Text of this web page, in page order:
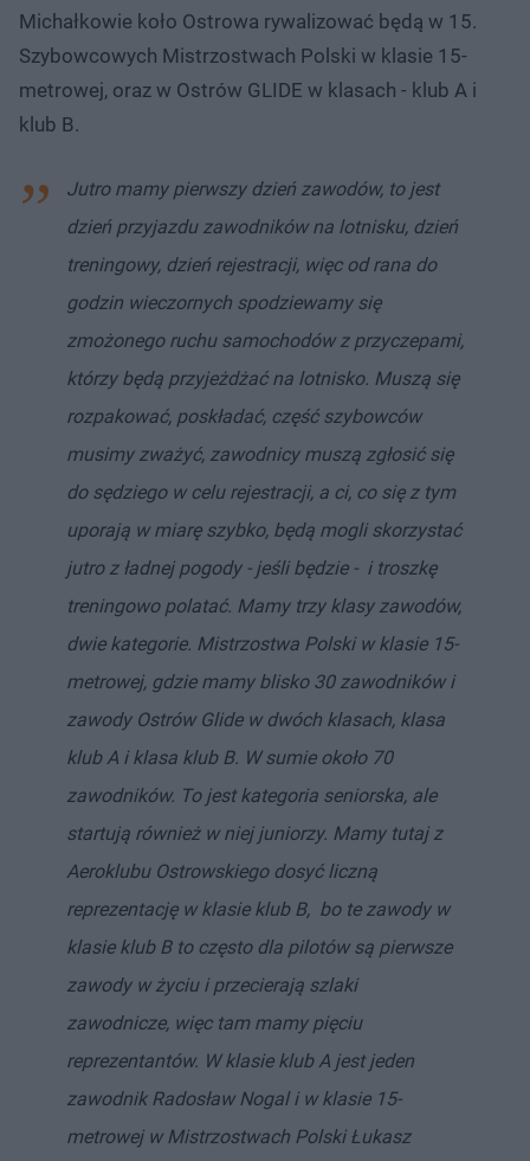
Michałkowie koło Ostrowa rywalizować będą w 15.
Szybowcowych Mistrzostwach Polski w klasie 15-
metrowej, oraz w Ostrów GLIDE w klasach - klub A i
klub B.
Jutro mamy pierwszy dzień zawodów, to jest
dzień przyjazdu zawodników na lotnisku, dzień
treningowy, dzień rejestracji, więc od rana do
godzin wieczornych spodziewamy się
zmożonego ruchu samochodów z przyczepami,
którzy będą przyjeżdżać na lotnisko. Muszą się
rozpakować, poskładać, część szybowców
musimy zważyć, zawodnicy muszą zgłosić się
do sędziego w celu rejestracji, a ci, co się z tym
uporają w miarę szybko, będą mogli skorzystać
jutro z ładnej pogody - jeśli będzie - i troszkę
treningowo polatać. Mamy trzy klasy zawodów,
dwie kategorie. Mistrzostwa Polski w klasie 15-
metrowej, gdzie mamy blisko 30 zawodników i
zawody Ostrów Glide w dwóch klasach, klasa
klub A i klasa klub B. W sumie około 70
zawodników. To jest kategoria seniorska, ale
startują również w niej juniorzy. Mamy tutaj z
Aeroklubu Ostrowskiego dosyć liczną
reprezentację w klasie klub B, bo te zawody w
klasie klub B to często dla pilotów są pierwsze
zawody w życiu i przecierają szlaki
zawodnicze, więc tam mamy pięciu
reprezentantów. W klasie klub A jest jeden
zawodnik Radosław Nogal i w klasie 15-
metrowej w Mistrzostwach Polski Łukasz